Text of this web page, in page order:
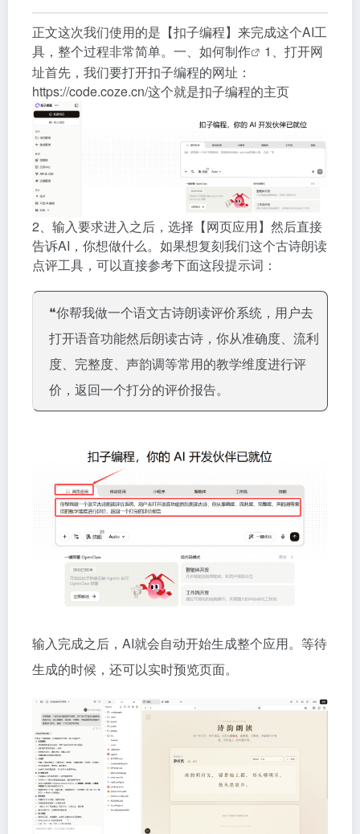
正文这次我们使用的是【扣子编程】来完成这个AI工
具，整个过程非常简单。一、如何制作
1、打开网
址首先，我们要打开扣子编程的网址：
https://code.coze.cn/这个就是扣子编程的主页
2、输入要求进入之后，选择【网页应用】然后直接
告诉AI，你想做什么。如果想复刻我们这个古诗朗读
点评工具，可以直接参考下面这段提示词：
❝你帮我做一个语文古诗朗读评价系统，用户去
打开语音功能然后朗读古诗，你从准确度、流利
度、完整度、声韵调等常用的教学维度进行评
价，返回一个打分的评价报告。
输入完成之后，AI就会自动开始生成整个应用。等待
生成的时候，还可以实时预览页面。